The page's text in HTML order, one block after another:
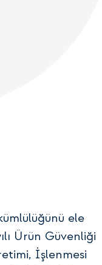
ele
Ürün Güvenliği
İşlenmesi